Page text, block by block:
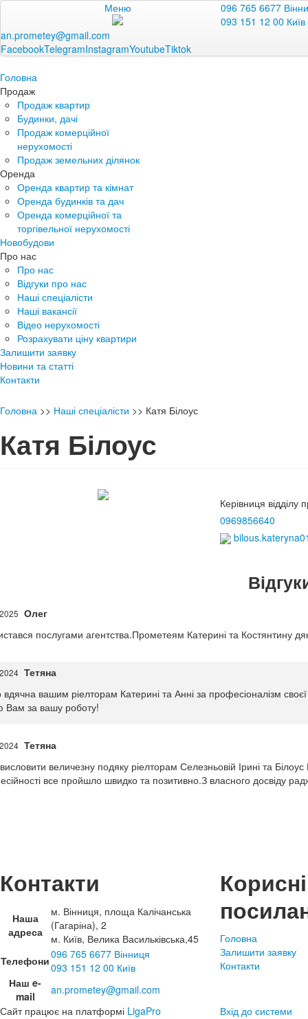
Меню
096 765 6677
093 151 12 00 Київ
an.prometey@gmail.com
FacebookTelegramInstagramYoutubeTiktok
Головна
Продаж
Продаж квартир
Будинки, дачі
Продаж комерційної
нерухомості
Продаж земельних ділянок
Оренда
Оренда квартир та кімнат
Оренда будинків та дач
Оренда комерційної та
торгівельної нерухомості
Новобудови
Про нас
Про нас
Відгуки про нас
Наші спеціалісти
Наші вакансії
Відео нерухомості
Розрахувати ціну квартири
Залишити заявку
Новини та статті
Контакти
Головна >> Наші спеціалісти >> Катя Білоус
Катя Білоус
Керівниця відділу
0969856640
Олег
послугами агентства.Прометеям Катерині та Костянтину
Тетяна
вашим ріелторам Катерині та Анні за професіоналізм
Вам за вашу роботу!
Тетяна
величезну подяку ріелторам Селезньовій Ірині та
все пройшло швидко та позитивно.З власного досвіду
Контакти
Наша
адреса
м. Вінниця, площа Калічанська
(Гагаріна), 2
м. Київ, Велика Васильківська,45
Телефони096 765 6677 Вінниця
093 151 12 00 Київ
Наш e-
mail
an.prometey@gmail.com
Корисні
Головна
Залишити заявку
Контакти
Сайт працює на платформі LigaPro Вхід до системи